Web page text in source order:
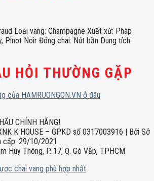
Loại vang: Champagne Xuất xứ: Pháp
Pinot Noir Đóng chai: Nút bần Dung tích:
HỎI THƯỜNG GẶP
của HAMRUONGON.VN ở đâu
CHÍNH HÃNG!
K HOUSE – GPKD số 0317003916 | Bởi Sở
cấp: 29/10/2021
Huy Thông, P. 17, Q. Gò Vấp, TPHCM
chai vang phù hợp nhất